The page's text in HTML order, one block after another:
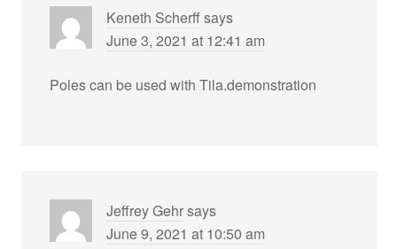
Keneth Scherffsays
June 3, 2021 at 12:41 am
Poles can be used with Tila.demonstration
Jeffrey Gehrsays
June 9, 2021 at 10:50 am